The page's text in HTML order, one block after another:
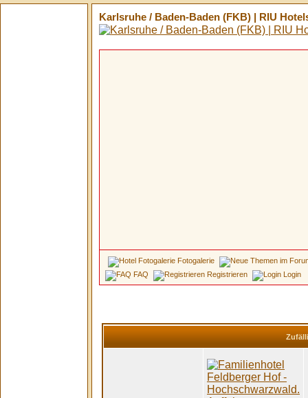
Karlsruhe / Baden-Baden (FKB) | RIU
Fotogalerie
FAQ
Registrieren Login